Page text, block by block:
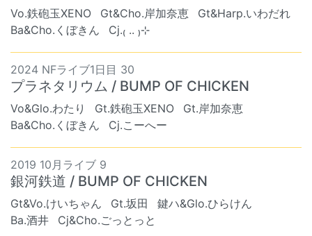
Vo.鉄砲玉XENO Gt&Cho.岸加奈恵
Gt&Harp.いわだれ
Ba&Cho.くぼきん
Cj.₍ .. ₎⊹
2024 NFライブ1日目 30
プラネタリウム / BUMP OF CHICKEN
Vo&Glo.わたり Gt.鉄砲玉XENO
Gt.岸加奈恵
Ba&Cho.くぼきん
Cj.こーへー
2019 10月ライブ 9
銀河鉄道 / BUMP OF CHICKEN
Gt&Vo.けいちゃん Gt.坂田
鍵ハ&Glo.ひらけん
Ba.酒井
Cj&Cho.ごっとっと